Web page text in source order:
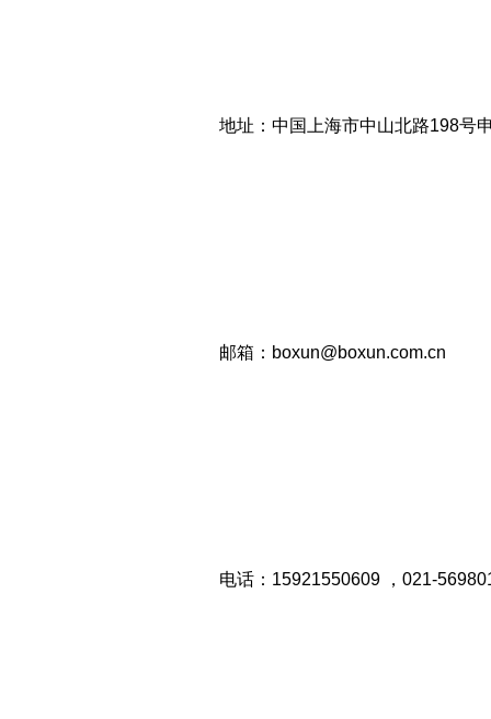
地址：中国上海市中山北路198号
邮箱：boxun@boxun.com.cn
电话：15921550609 ，021-